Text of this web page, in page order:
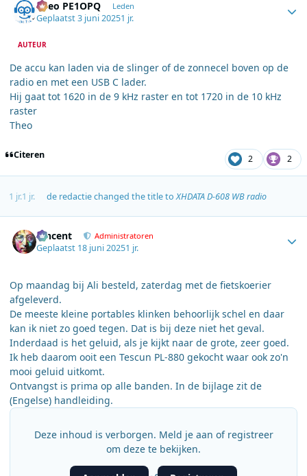
Theo PE1OPQ Leden
Geplaatst3 juni 20251 jr.
AUTEUR
De accu kan laden via de slinger of de zonnecel boven op de
radio en met een USB C lader.
Hij gaat tot 1620 in de 9 kHz raster en tot 1720 in de 10 kHz
raster
Theo
Citeren 2 2
1 jr.1 jr. de redactiechanged the title toXHDATA D-608 WB radio
Vincent Administratoren
Geplaatst 18 juni 20251 jr.
Op maandag bij Ali besteld, zaterdag met de fietskoerier
afgeleverd.
De meeste kleine portables klinken behoorlijk schel en daar
kan ik niet zo goed tegen. Dat is bij deze niet het geval.
Inderdaad is het geluid, als je kijkt naar de grote, zeer goed.
Ik heb daarom ooit een Tescun PL-880 gekocht waar ook zo'n
mooi geluid uitkomt.
Ontvangst is prima op alle banden. In de bijlage zit de
(Engelse) handleiding.
Deze inhoud is verborgen. Meld je aan of registreer
om deze te bekijken.